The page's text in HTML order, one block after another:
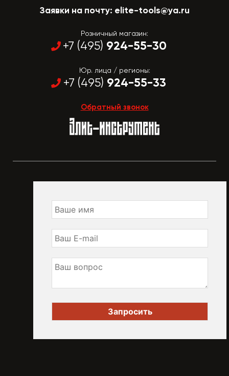
Заявки на почту: elite-tools@ya.ru
Розничный магазин:
+7 (495) 924-55-30
Юр. лица / регионы:
+7 (495) 924-55-33
Обратный звонок